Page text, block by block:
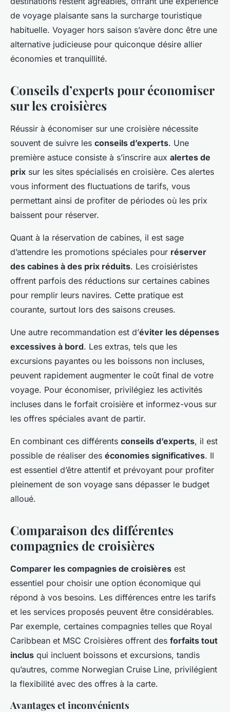
de voyage plaisante sans la surcharge touristique
habituelle. Voyager hors saison s’avère donc être une
alternative judicieuse pour quiconque désire allier
économies et tranquillité.
Conseils d’experts pour économiser
sur les croisières
Réussir à économiser sur une croisière nécessite
souvent de suivre les conseils d’experts. Une
première astuce consiste à s’inscrire aux alertes de
prix sur les sites spécialisés en croisière. Ces alertes
vous informent des fluctuations de tarifs, vous
permettant ainsi de profiter de périodes où les prix
baissent pour réserver.
Quant à la réservation de cabines, il est sage
d’attendre les promotions spéciales pour réserver
des cabines à des prix réduits. Les croisiéristes
offrent parfois des réductions sur certaines cabines
pour remplir leurs navires. Cette pratique est
courante, surtout lors des saisons creuses.
Une autre recommandation est d’éviter les dépenses
excessives à bord. Les extras, tels que les
excursions payantes ou les boissons non incluses,
peuvent rapidement augmenter le coût final de votre
voyage. Pour économiser, privilégiez les activités
incluses dans le forfait croisière et informez-vous sur
les offres spéciales avant de partir.
En combinant ces différents conseils d’experts, il est
possible de réaliser des économies significatives. Il
est essentiel d’être attentif et prévoyant pour profiter
pleinement de son voyage sans dépasser le budget
alloué.
Comparaison des différentes
compagnies de croisières
Comparer les compagnies de croisières est
essentiel pour choisir une option économique qui
répond à vos besoins. Les différences entre les tarifs
et les services proposés peuvent être considérables.
Par exemple, certaines compagnies telles que Royal
Caribbean et MSC Croisières offrent des forfaits tout
inclus qui incluent boissons et excursions, tandis
qu’autres, comme Norwegian Cruise Line, privilégient
la flexibilité avec des offres à la carte.
Avantages et inconvénients